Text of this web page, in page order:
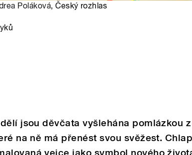
Poláková, Český rozhlas
jsou děvčata vyšlehána pomlázkou z
na ně má přenést svou svěžest.
vejce jako symbol nového